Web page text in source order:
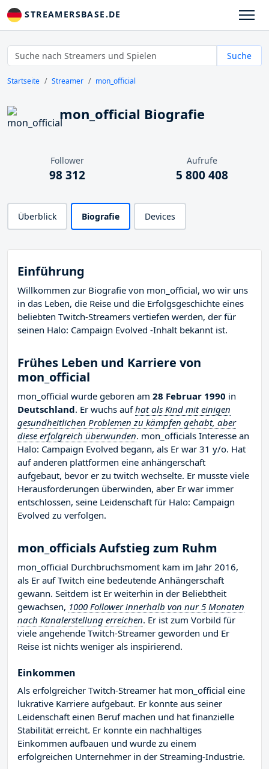
STREAMERSBASE.DE
Suche
Startseite Streamer mon_official
mon_official Biografie
Follower
98 312
Aufrufe
5 800 408
Überblick Biografie Devices
Einführung
Willkommen zur Biografie von mon_official, wo wir uns
in das Leben, die Reise und die Erfolgsgeschichte eines
beliebten Twitch-Streamers vertiefen werden, der für
seinen Halo: Campaign Evolved -Inhalt bekannt ist.
Frühes Leben und Karriere von
mon_official
mon_official wurde geboren am 28 Februar 1990 in
Deutschland. Er wuchs aufhat als Kind mit einigen
gesundheitlichen Problemen zu kämpfen gehabt, aber
diese erfolgreich überwunden. mon_officials Interesse an
Halo: Campaign Evolved begann, als Er war 31 y/o. Hat
auf anderen plattformen eine anhängerschaft
aufgebaut, bevor er zu twitch wechselte. Er musste viele
Herausforderungen überwinden, aber Er war immer
entschlossen, seine Leidenschaft für Halo: Campaign
Evolved zu verfolgen.
mon_officials Aufstieg zum Ruhm
mon_official Durchbruchsmoment kam im Jahr 2016,
als Er auf Twitch eine bedeutende Anhängerschaft
gewann. Seitdem ist Er weiterhin in der Beliebtheit
gewachsen, 1000 Follower innerhalb von nur 5 Monaten
nach Kanalerstellung erreichen. Er ist zum Vorbild für
viele angehende Twitch-Streamer geworden und Er
Reise ist nichts weniger als inspirierend.
Einkommen
Als erfolgreicher Twitch-Streamer hat mon_official eine
lukrative Karriere aufgebaut. Er konnte aus seiner
Leidenschaft einen Beruf machen und hat finanzielle
Stabilität erreicht. Er konnte ein nachhaltiges
Einkommen aufbauen und wurde zu einem
erfolgreichen Unternehmer in der Streaming-Industrie.